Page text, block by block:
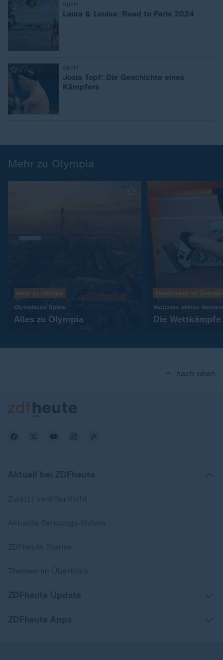
Sport
: Laura & Louisa: Road to Paris 2024
Sport
:
Josia Topf: Die Geschichte eines
Kämpfers
Mehr zu Olympia
Mehr zu Olympia
Olympische Spiele
Alles zu Olympia
Livestreams im
Verpasse keinen
Die
nach oben